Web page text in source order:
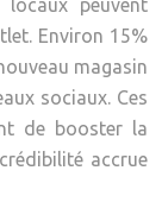
Environ 15%
magasin
sociaux. Ces
de booster la
accrue